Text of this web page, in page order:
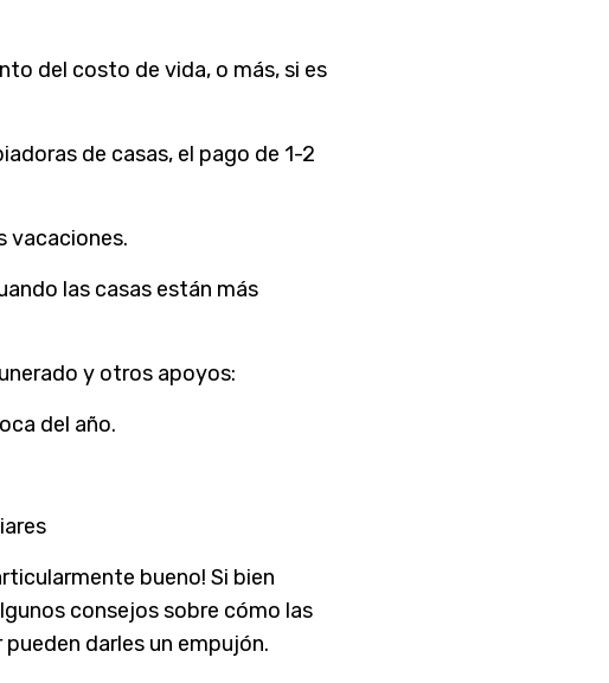
del costo de vida, o más, si es
de casas, el pago de 1-2
vacaciones.
las casas están más
y otros apoyos:
del año.
bueno! Si bien
consejos sobre cómo las
darles un empujón.